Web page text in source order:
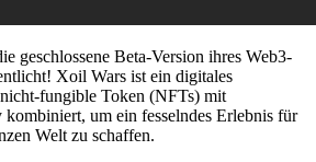
geschlossene Beta-Version ihres Web3-
Xoil Wars ist ein digitales
fungible Token (NFTs) mit
kombiniert, um ein fesselndes Erlebnis für
Welt zu schaffen.